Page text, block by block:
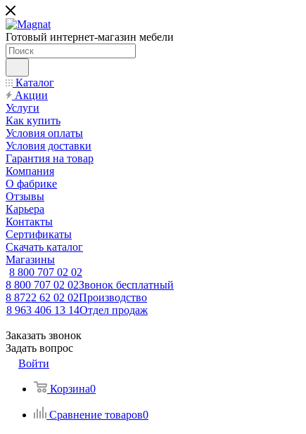
Готовый интернет-магазин мебели
Каталог
Акции
Услуги
Как купить
Условия оплаты
Условия доставки
Гарантия на товар
Компания
О фабрике
Отзывы
Карьера
Контакты
Сертификаты
Скачать каталог
Магазины
8 800 707 02 02
8 800 707 02 02Звонок бесплатный
8 8722 62 02 02Производство
8 963 406 13 14Отдел продаж
Заказать звонок
Задать вопрос
Войти
Корзина0
Сравнение товаров0